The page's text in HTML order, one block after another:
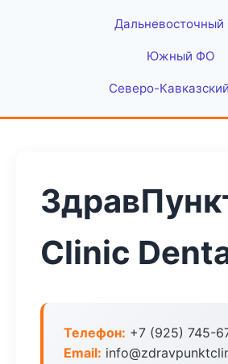
Южный ФО
Северо-
Clinic
Телефон: +7 (925) 745-
Email: